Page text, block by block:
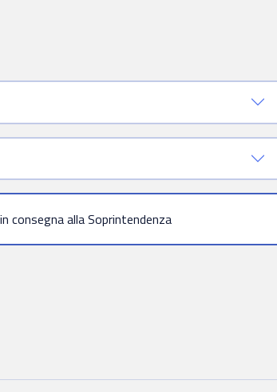
consegna alla Soprintendenza